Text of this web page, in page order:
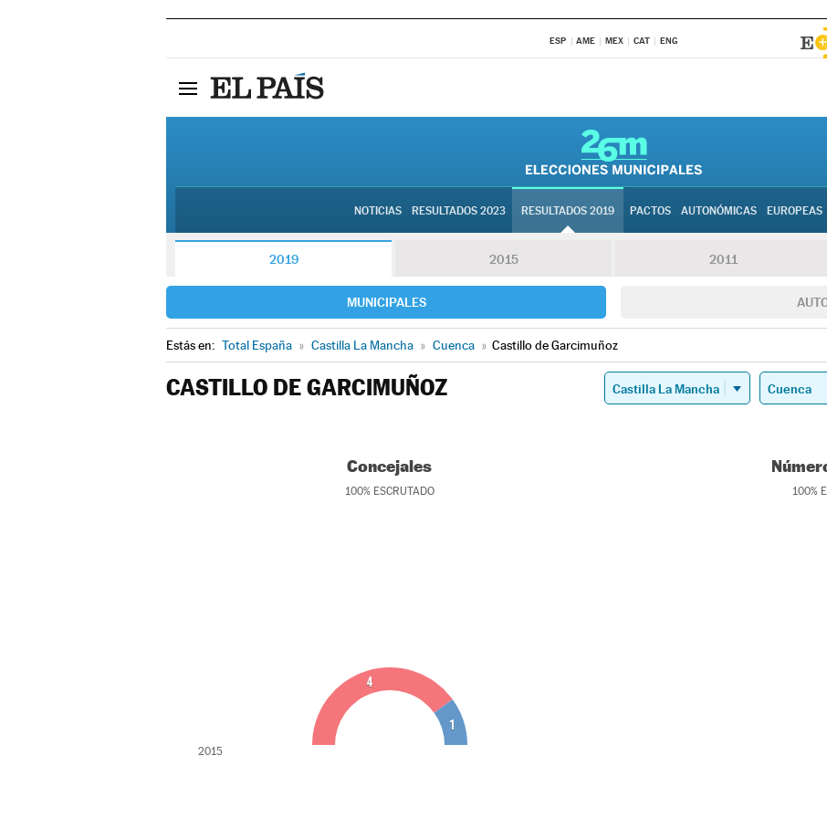
ESP AME MEX CAT ENG
NOTICIAS RESULTADOS 2023 RESULTADOS 2019 PACTOS AUTONÓMICAS EUROPEAS
2019 2015 2011
MUNICIPALES
Estás en: Total España » Castilla La Mancha » Cuenca » Castillo de Garcimuñoz
CASTILLO DE GARCIMUÑOZ
Concejales
100% ESCRUTADO
4
1
2015
100%